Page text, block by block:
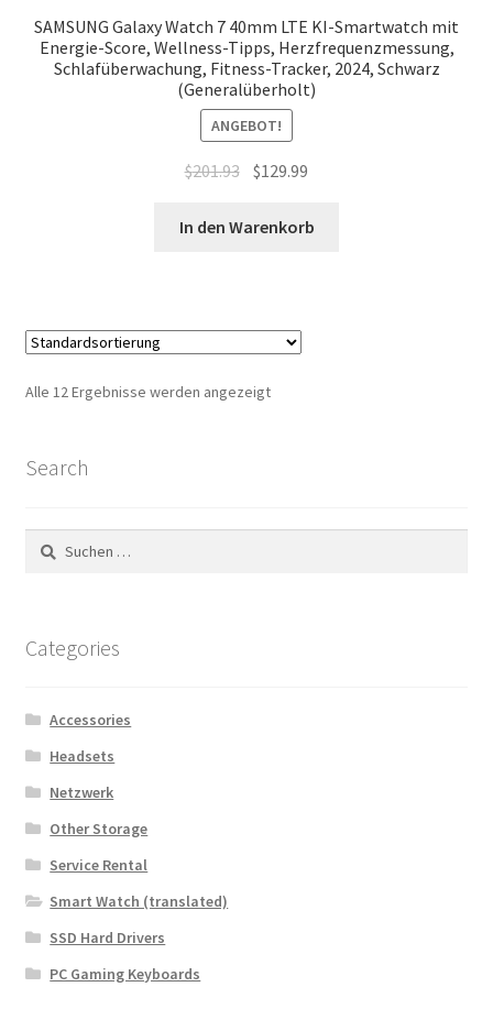
SAMSUNG Galaxy Watch 7 40mm LTE KI-Smartwatch mit
Energie-Score, Wellness-Tipps, Herzfrequenzmessung,
Schlafüberwachung, Fitness-Tracker, 2024, Schwarz
(Generalüberholt)
ANGEBOT!
$201.93 Ursprünglicher
war:
$129.99
ist:
In den Warenkorb
Alle 12 Ergebnisse werden angezeigt
Search
Suchen
nach:
Categories
Accessories
Headsets
Netzwerk
Other Storage
Service Rental
Smart Watch (translated)
SSD Hard Drivers
PC Gaming Keyboards